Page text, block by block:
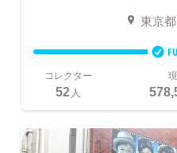
東京都
コレクター
52人